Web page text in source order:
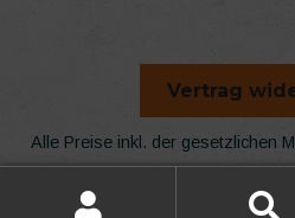
Vertrag
Alle Preise inkl. der gesetzlichen
Die durchgestrichenen Preise
Preis in diesem Online-Shop.